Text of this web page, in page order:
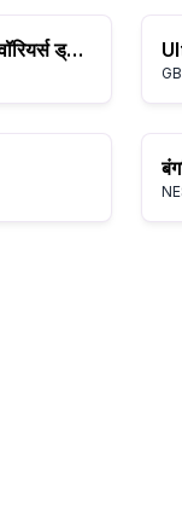
स्ट्रीट फाइटर अल्फा: वॉरियर्स ड्रीम्स
GB